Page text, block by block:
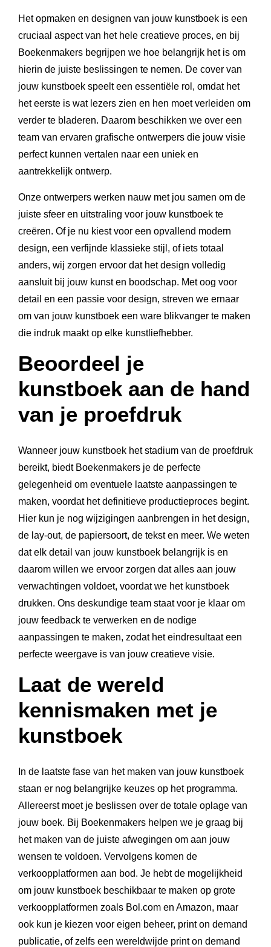
Het opmaken en designen van jouw kunstboek is een
cruciaal aspect van het hele creatieve proces, en bij
Boekenmakers begrijpen we hoe belangrijk het is om
hierin de juiste beslissingen te nemen. De cover van
jouw kunstboek speelt een essentiële rol, omdat het
het eerste is wat lezers zien en hen moet verleiden om
verder te bladeren. Daarom beschikken we over een
team van ervaren grafische ontwerpers die jouw visie
perfect kunnen vertalen naar een uniek en
aantrekkelijk ontwerp.
Onze ontwerpers werken nauw met jou samen om de
juiste sfeer en uitstraling voor jouw kunstboek te
creëren. Of je nu kiest voor een opvallend modern
design, een verfijnde klassieke stijl, of iets totaal
anders, wij zorgen ervoor dat het design volledig
aansluit bij jouw kunst en boodschap. Met oog voor
detail en een passie voor design, streven we ernaar
om van jouw kunstboek een ware blikvanger te maken
die indruk maakt op elke kunstliefhebber.
Beoordeel je
kunstboek aan de hand
van je proefdruk
Wanneer jouw kunstboek het stadium van de proefdruk
bereikt, biedt Boekenmakers je de perfecte
gelegenheid om eventuele laatste aanpassingen te
maken, voordat het definitieve productieproces begint.
Hier kun je nog wijzigingen aanbrengen in het design,
de lay-out, de papiersoort, de tekst en meer. We weten
dat elk detail van jouw kunstboek belangrijk is en
daarom willen we ervoor zorgen dat alles aan jouw
verwachtingen voldoet, voordat we het kunstboek
drukken. Ons deskundige team staat voor je klaar om
jouw feedback te verwerken en de nodige
aanpassingen te maken, zodat het eindresultaat een
perfecte weergave is van jouw creatieve visie.
Laat de wereld
kennismaken met je
kunstboek
In de laatste fase van het maken van jouw kunstboek
staan er nog belangrijke keuzes op het programma.
Allereerst moet je beslissen over de totale oplage van
jouw boek. Bij Boekenmakers helpen we je graag bij
het maken van de juiste afwegingen om aan jouw
wensen te voldoen. Vervolgens komen de
verkoopplatformen aan bod. Je hebt de mogelijkheid
om jouw kunstboek beschikbaar te maken op grote
verkoopplatformen zoals Bol.com en Amazon, maar
ook kun je kiezen voor eigen beheer, print on demand
publicatie, of zelfs een wereldwijde print on demand